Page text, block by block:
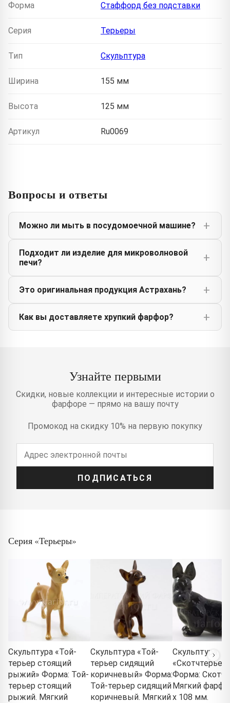
Форма Стаффорд без подставки
Серия Терьеры
Тип Скульптура
Ширина 155 мм
Высота 125 мм
Артикул Ru0069
Вопросы и ответы
Можно ли мыть в посудомоечной машине?
Подходит ли изделие для микроволновой
печи?
Это оригинальная продукция Астрахань?
Как вы доставляете хрупкий фарфор?
Узнайте первыми
Скидки, новые коллекции и интересные истории о
фарфоре — прямо на вашу почту
Промокод на скидку 10% на первую покупку
ПОДПИСАТЬСЯ
Серия «Терьеры»
Скульптура «Той-
терьер стоящий
рыжий» Форма: Той-
терьер стоящий
рыжий. Мягкий
Скульптура «Той-
терьер сидящий
коричневый» Форма:
Той-терьер сидящий
коричневый. Мягкий
Скульптура
Форма:
Мягкий
x 108 мм.